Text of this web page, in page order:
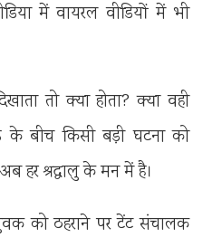
में वायरल वीडियों में भी
तो क्या होता? क्या वही
के बीच किसी बड़ी घटना को
हर श्रद्धालु के मन में है।
को ठहराने पर टेंट संचालक